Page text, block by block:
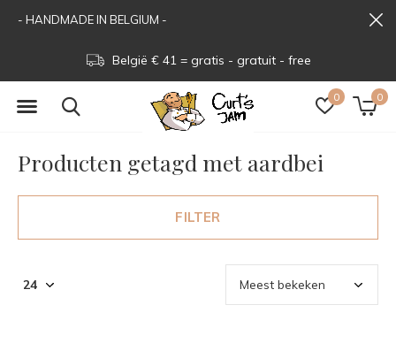
0 0
België € 41 = gratis - gratuit - free
- HANDMADE IN BELGIUM -
Producten getagd met aardbei
FILTER